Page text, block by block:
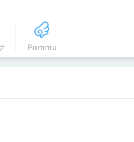
Pommu